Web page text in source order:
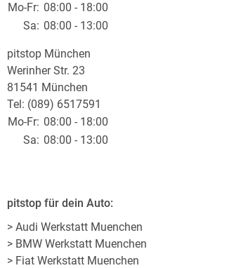
Mo-Fr: 08:00 - 18:00
Sa: 08:00 - 13:00
pitstop München
Werinher Str. 23
81541 München
Tel: (089) 6517591
Mo-Fr: 08:00 - 18:00
Sa: 08:00 - 13:00
pitstop für dein Auto:
> Audi Werkstatt Muenchen
> BMW Werkstatt Muenchen
> Fiat Werkstatt Muenchen